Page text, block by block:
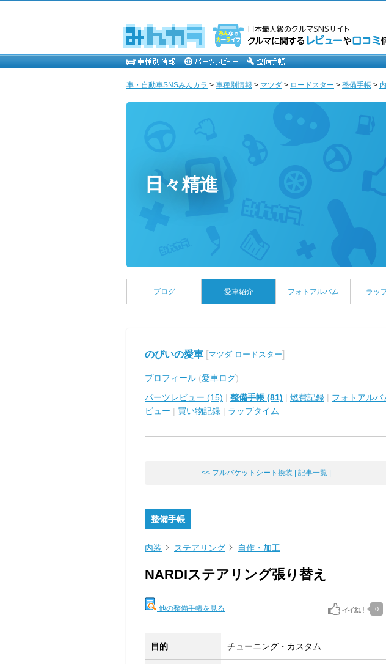
車・自動車SNSみんカラ > 車種別情報 > マツダ > ロードスター > 整備手帳 >
日々精進
ブログ 愛車紹介 フォトアルバム ラッ
のびいの愛車 [マツダ ロードスター]
プロフィール (愛車ログ)
パーツレビュー (15) | 整備手帳 (81) | 燃費記録 | フォトアルバ
ビュー | 買い物記録 | ラップタイム
<< フルバケットシート換装 | 記事一覧 |
整備手帳
内装 ステアリング 自作・加工
NARDIステアリング張り替え
他の整備手帳を見る 0
目的 チューニング・カスタム